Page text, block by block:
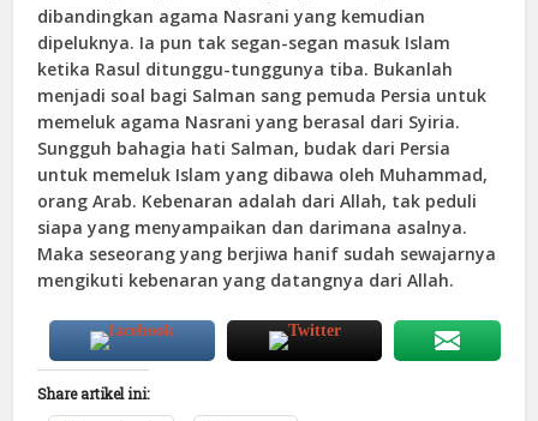
dibandingkan agama Nasrani yang kemudian
dipeluknya. Ia pun tak segan-segan masuk Islam
ketika Rasul ditunggu-tunggunya tiba. Bukanlah
menjadi soal bagi Salman sang pemuda Persia untuk
memeluk agama Nasrani yang berasal dari Syiria.
Sungguh bahagia hati Salman, budak dari Persia
untuk memeluk Islam yang dibawa oleh Muhammad,
orang Arab. Kebenaran adalah dari Allah, tak peduli
siapa yang menyampaikan dan darimana asalnya.
Maka seseorang yang berjiwa hanif sudah sewajarnya
mengikuti kebenaran yang datangnya dari Allah.
Share artikel ini: